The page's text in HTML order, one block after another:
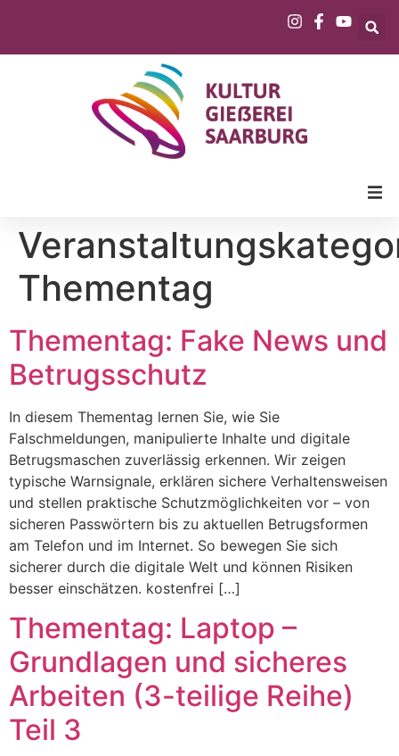
Thementag
Thementag: Fake News und
Betrugsschutz
In diesem Thementag lernen Sie, wie Sie
Falschmeldungen, manipulierte Inhalte und digitale
Betrugsmaschen zuverlässig erkennen. Wir zeigen
typische Warnsignale, erklären sichere Verhaltensweisen
und stellen praktische Schutzmöglichkeiten vor – von
sicheren Passwörtern bis zu aktuellen Betrugsformen
am Telefon und im Internet. So bewegen Sie sich
sicherer durch die digitale Welt und können Risiken
besser einschätzen. kostenfrei […]
Thementag: Laptop –
Grundlagen und sicheres
Arbeiten (3-teilige Reihe)
Teil 3